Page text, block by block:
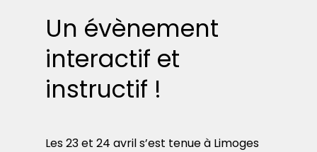
Un évènement
interactif et
instructif !
Les 23 et 24 avril s’est tenue à Limoges